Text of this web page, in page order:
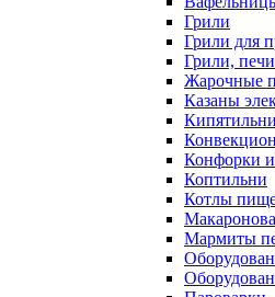
Грили
Грили для
Грили,
Жарочные
Казаны
Конфорки
Коптильни
Котлы
Мармиты